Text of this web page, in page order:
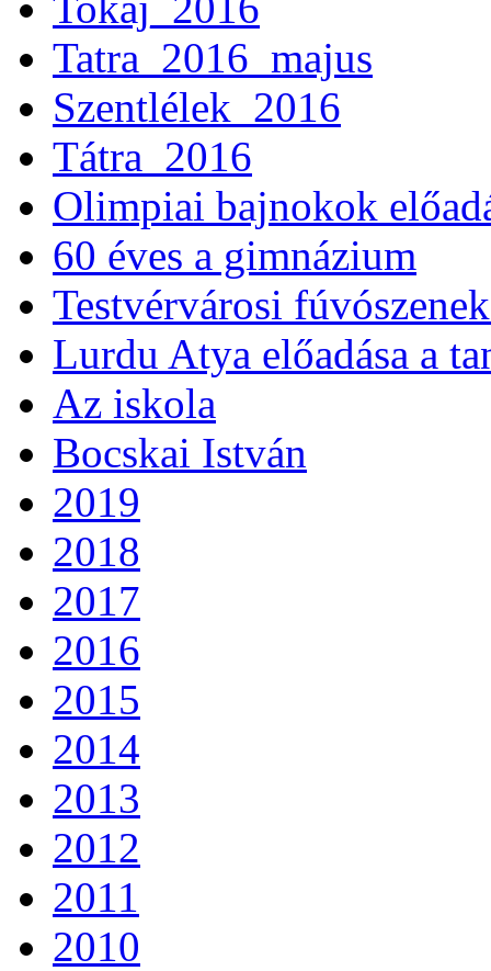
Tatra_2016_majus
Szentlélek_2016
Tátra_2016
Olimpiai bajnokok
60 éves a gimnázium
Testvérvárosi
Lurdu Atya előadása a
Az iskola
Bocskai István
2019
2018
2017
2016
2015
2014
2013
2012
2011
2010